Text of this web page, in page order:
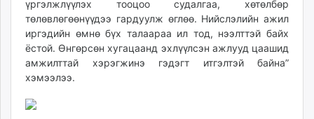
tac.mn
paparazzi.mn
unread.today
үргэлжлүүлэх тооцоо судалгаа, хөтөлбөр
төлөвлөгөөнүүдээ гардуулж өглөө. Нийслэлийн ажил
иргэдийн өмнө бүх талаараа ил тод, нээлттэй байх
ёстой. Өнгөрсөн хугацаанд эхлүүлсэн ажлууд цаашид
амжилттай хэрэгжинэ гэдэгт итгэлтэй байна”
хэмээлээ.